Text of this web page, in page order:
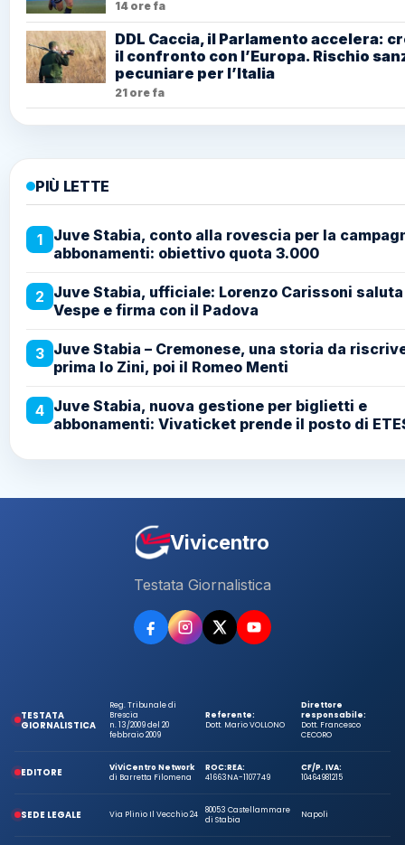
14 ore fa
DDL Caccia, il Parlamento accelera:
il confronto con l’Europa. Rischio
pecuniare per l’Italia
21 ore fa
PIÙ LETTE
1
Juve Stabia, conto alla rovescia per la
abbonamenti: obiettivo quota 3.000
2 Juve Stabia, ufficiale: Lorenzo Carissoni
Vespe e firma con il Padova
3 Juve Stabia – Cremonese, una storia da
prima lo Zini, poi il Romeo Menti
4 Juve Stabia, nuova gestione per biglietti e
abbonamenti: Vivaticket prende il posto di
Vivicentro
Testata Giornalistica
TESTATA
GIORNALISTICA
Reg. Tribunale di
Brescia
n. 13/2009 del 20
febbraio 2009
Referente:
Dott. Mario VOLLONO
Direttore
responsabile:
Dott. Francesco
CECORO
EDITORE
ViViCentro Network
di Barretta Filomena
ROC:
41663
REA:
NA-1107749
CF/P. IVA:
10464981215
SEDE LEGALE Via Plinio Il Vecchio 24
80053 Castellammare
di Stabia
Napoli